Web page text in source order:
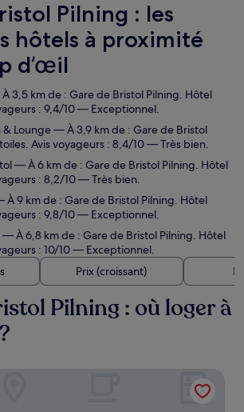
Pilning : les
hôtels à proximité
d’œil
3,5 km de : Gare de Bristol Pilning. Hôtel
: 9,4/10 — Exceptionnel.
Lounge— À 3,9 km de : Gare de Bristol
Avis voyageurs : 8,4/10 — Très bien.
— À 6 km de : Gare de Bristol Pilning. Hôtel
: 8,2/10 — Très bien.
À 9 km de : Gare de Bristol Pilning. Hôtel
: 9,8/10 — Exceptionnel.
— À 6,8 km de : Gare de Bristol Pilning. Hôtel
: 10/10 — Exceptionnel.
Prix (croissant)
Pilning : où loger à